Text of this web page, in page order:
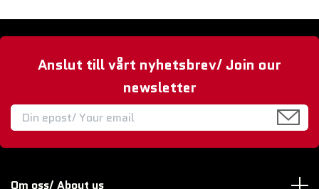
Anslut till vårt nyhetsbrev/ Join our
newsletter
Om oss/ About us